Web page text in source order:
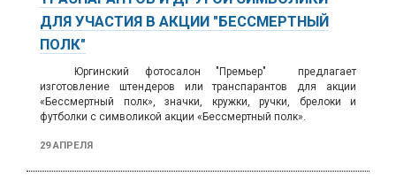
ДЛЯ УЧАСТИЯ В АКЦИИ "БЕССМЕРТНЫЙ
ПОЛК"
Юргинский фотосалон "Премьер" предлагает
изготовление штендеров или транспарантов для акции
«Бессмертный полк», значки, кружки, ручки, брелоки и
футболки с символикой акции «Бессмертный полк».
29 АПРЕЛЯ